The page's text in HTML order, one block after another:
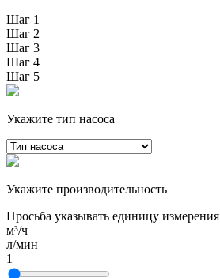
Шаг 1
Шаг 2
Шаг 3
Шаг 4
Шаг 5
Укажите тип насоса
Укажите производительность
Просьба указывать единицу измерения
м³/ч
л/мин
1